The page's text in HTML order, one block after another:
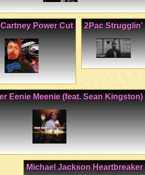
2Pac Strugglin'
Power Cut
Eenie Meenie (feat. Sean Kingston)
Michael Jackson Heartbreaker